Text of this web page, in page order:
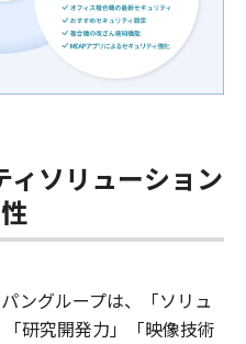
ィソリューション
ングループは、「ソリュ
研究開発力」「映像技術